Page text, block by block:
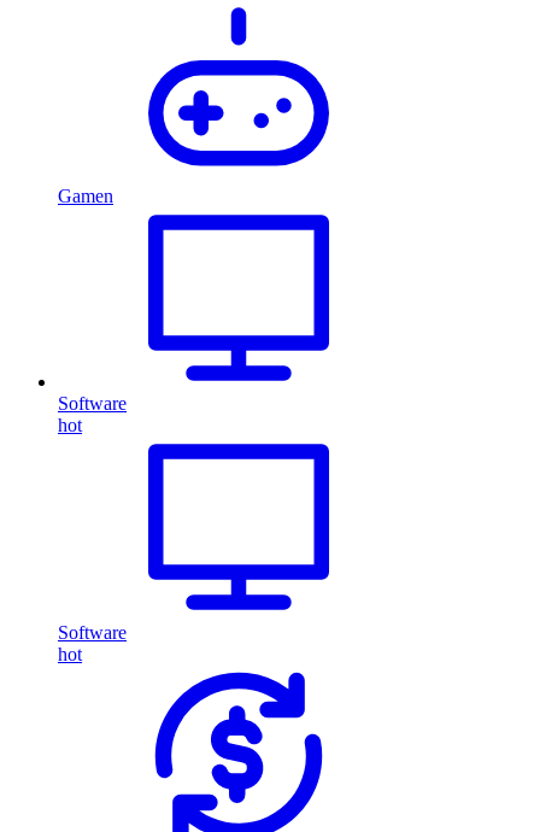
Gamen
Software
hot
Software
hot